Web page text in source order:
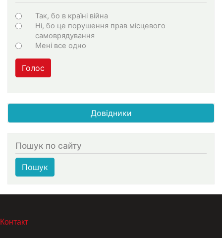
Choices
Так, бо в країні війна
Ні, бо це порушення прав місцевого
самоврядування
Мені все одно
Голос
Довідники
Пошук по сайту
Пошук
МЕНЮ В ПОДВАЛЕ
Контакт